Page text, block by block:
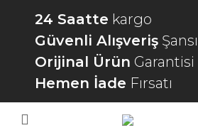
24 Saatte kargo
Güvenli Alışveriş Şansı
Orijinal Ürün Garantisi
Hemen İade Fırsatı